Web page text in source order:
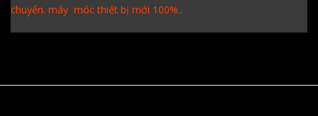
chuyển. máy móc thiết bị mới 100%..